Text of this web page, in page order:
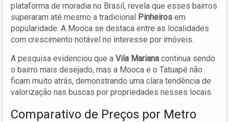
plataforma de moradia no Brasil, revela que esses bairros
superaram até mesmo a tradicional Pinheiros em
popularidade. A Mooca se destaca entre as localidades
com crescimento notável no interesse por imóveis.
A pesquisa evidenciou que a Vila Mariana continua sendo
o bairro mais desejado, mas a Mooca e o Tatuapé não
ficam muito atrás, demonstrando uma clara tendência de
valorização nas buscas por propriedades nesses locais.
Comparativo de Preços por Metro